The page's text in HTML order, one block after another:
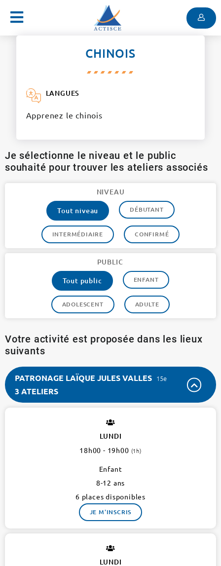
Menu
CHINOIS
LANGUES
Apprenez le chinois
Je sélectionne le niveau et le public
souhaité pour trouver les ateliers associés
NIVEAU
Tout niveau
DÉBUTANT
INTERMÉDIAIRE CONFIRMÉ
PUBLIC
Tout public
ENFANT
ADOLESCENT ADULTE
Votre activité est proposée dans les lieux
suivants
PATRONAGE LAÏQUE JULES VALLES 15e
3 ATELIERS
LUNDI
18h00 - 19h00 (1h)
Enfant
8-12 ans
6 places disponibles
JE M'INSCRIS
LUNDI